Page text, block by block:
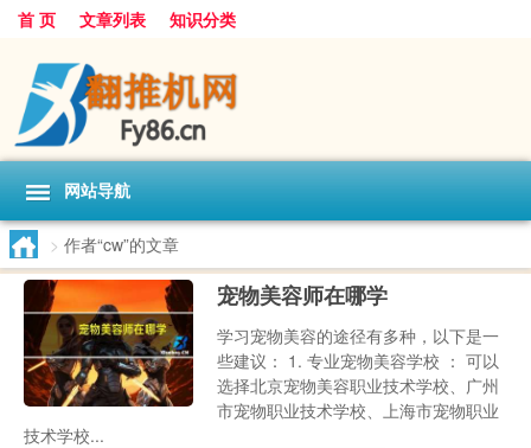
首 页 文章列表 知识分类
网站导航
> 作者“cw”的文章
宠物美容师在哪学
学习宠物美容的途径有多种，以下是一
些建议： 1. 专业宠物美容学校 ： 可以
选择北京宠物美容职业技术学校、广州
市宠物职业技术学校、上海市宠物职业
技术学校...